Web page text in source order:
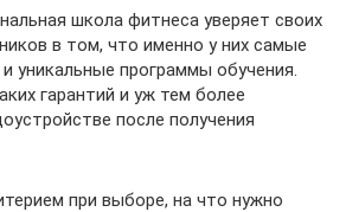
школа фитнеса уверяет своих
в том, что именно у них самые
уникальные программы обучения.
гарантий и уж тем более
после получения
при выборе, на что нужно